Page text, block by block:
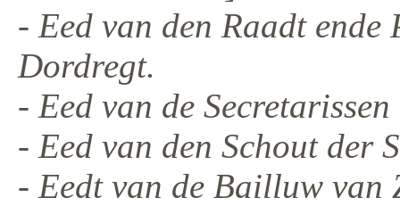
- Eed van den Raadt ende
Dordregt.
- Eed van de
- Eed van den Schout der
- Eedt van de Bailluw